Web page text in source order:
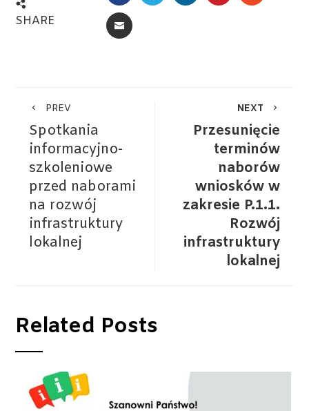
SHARE EMAIL
PREV
Spotkania
informacyjno-
szkoleniowe
przed naborami
na rozwój
infrastruktury
lokalnej
NEXT
Przesunięcie
terminów
naborów
wniosków w
zakresie P.1.1.
Rozwój
infrastruktury
lokalnej
Related Posts